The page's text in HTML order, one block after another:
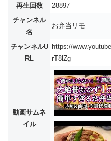
再生回数
28897
チャンネル
名
お弁当リモ
チャンネルU
RL
https://
rT8lZg
動画サムネ
イル